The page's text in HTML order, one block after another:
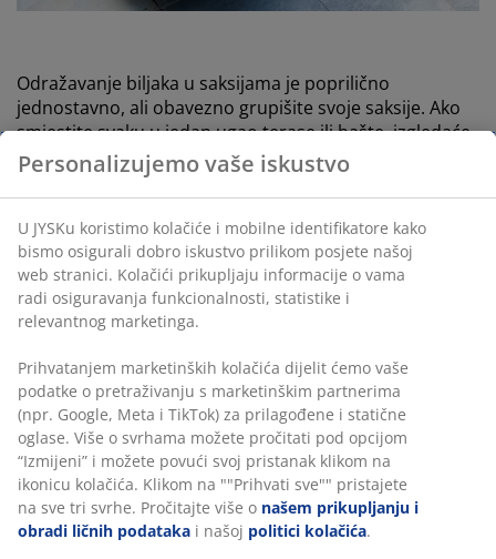
Odražavanje biljaka u saksijama je poprilično
jednostavno, ali obavezno grupišite svoje saksije. Ako
smjestite svaku u jedan ugao terase ili bašte, izgledaće
tužno i usamljeno. Umesto toga, postavite dvije ili tri
saksije jednu blizu druge kako biste postigli najbolji
mogući izgled.
3. Saksije ne moraju da se slažu
Personalizujemo vaše iskustvo
U JYSKu koristimo kolačiće i mobilne identifikatore kako
bismo osigurali dobro iskustvo prilikom posjete našoj
web stranici. Kolačići prikupljaju informacije o vama
radi osiguravanja funkcionalnosti, statistike i
relevantnog marketinga.
Prihvatanjem marketinških kolačića dijelit ćemo vaše
podatke o pretraživanju s marketinškim partnerima
(npr. Google, Meta i TikTok) za prilagođene i statične
oglase. Više o svrhama možete pročitati pod opcijom
“Izmijeni” i možete povući svoj pristanak klikom na
ikonicu kolačića. Klikom na ""Prihvati sve"" pristajete
na sve tri svrhe. Pročitajte više o našem prikupljanju i
obradi ličnih podataka i našoj politici kolačića.